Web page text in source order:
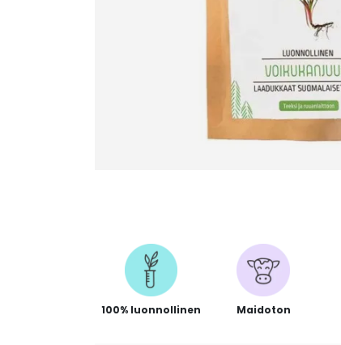
100% luonnollinen Maidoton